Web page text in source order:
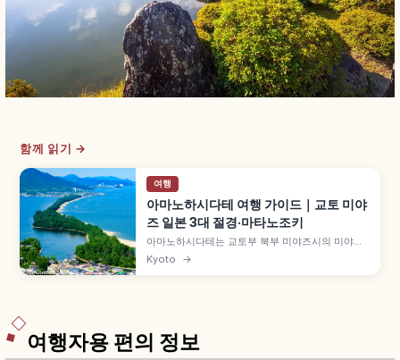
함께 읽기 →
여행
아마노하시다테 여행 가이드｜교토 미야
즈 일본 3대 절경·마타노조키
아마노하시다테는 교토부 북부 미야즈시의 미야기
마쓰시마·히로시마 미야지마와 함께 '일본 3대 절
경'으로 꼽히는 모래톱입니다. 길이 약 3.6km 모래
Kyoto →
여행자용 편의 정보